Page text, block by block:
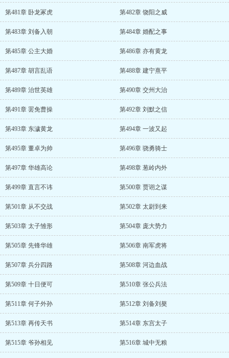
第481章 卧龙冢虎 第482章 饶阳之威
第483章 刘备入朝 第484章 婚配之事
第485章 公主大婚 第486章 亦有黄龙
第487章 胡言乱语 第488章 建宁熹平
第489章 治世英雄 第490章 交州大治
第491章 罢免曹操 第492章 刘默之信
第493章 东濊黄龙 第494章 一波又起
第495章 董卓为帅 第496章 骁勇骑士
第497章 华雄高论 第498章 葱岭内外
第499章 直言不讳 第500章 贾诩之谋
第501章 从不交战 第502章 太尉到来
第503章 太子雏形 第504章 庞大势力
第505章 先锋华雄 第506章 南军虎将
第507章 兵分四路 第508章 河边血战
第509章 十日便可 第510章 张公兵法
第511章 何子外孙 第512章 刘备刘獒
第513章 再传天书 第514章 东宫太子
第515章 爷孙相见 第516章 城中无粮